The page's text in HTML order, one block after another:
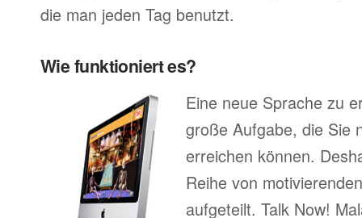
die man jeden Tag benutzt.
Wie funktioniert es?
Eine neue Sprache zu
große Aufgabe, die Sie
erreichen können.
Reihe von
aufgeteilt. Talk Now!